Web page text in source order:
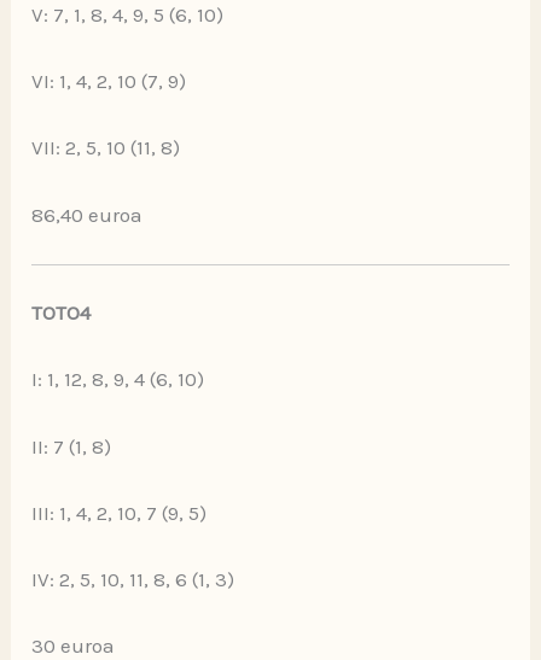
V: 7, 1, 8, 4, 9, 5 (6, 10)
VI: 1, 4, 2, 10 (7, 9)
VII: 2, 5, 10 (11, 8)
86,40 euroa
TOTO4
I: 1, 12, 8, 9, 4 (6, 10)
II: 7 (1, 8)
III: 1, 4, 2, 10, 7 (9, 5)
IV: 2, 5, 10, 11, 8, 6 (1, 3)
30 euroa